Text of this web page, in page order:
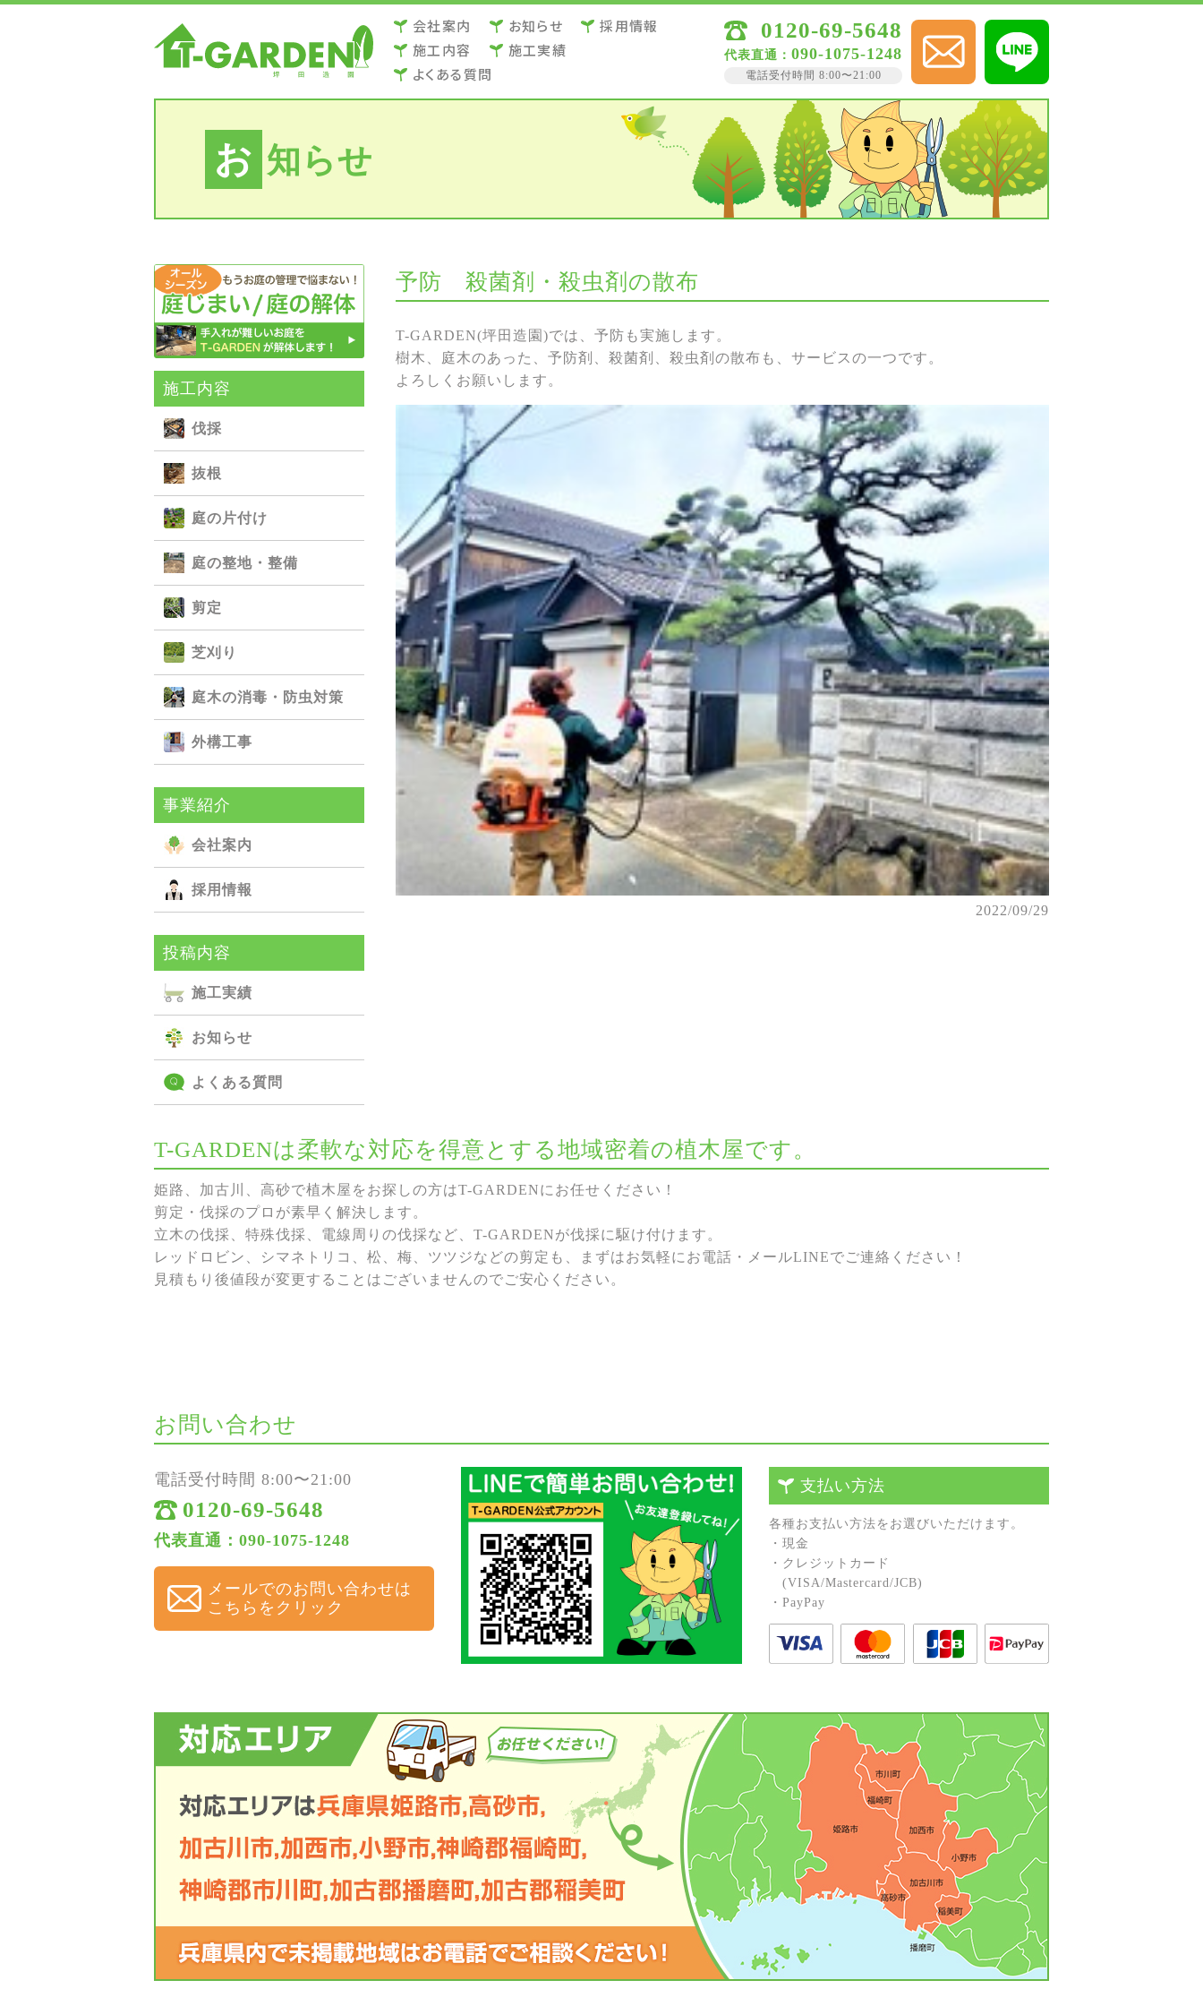
会社案内 お知らせ
採用情報
施⼯内容
施⼯実績
よくある質問
0120-69-5648
代表直通： 090-1075-1248
電話受付時間 8:00〜21:00
お 知らせ
施⼯内容
伐採
抜根
庭の⽚付け
庭の整地・整備
剪定
芝刈り
庭⽊の消毒・防⾍対策
外構⼯事
事業紹介
会社案内
採用情報
投稿内容
施⼯実績
お知らせ
よくある質問
予防 殺菌剤・殺虫剤の散布
T-GARDEN(坪田造園)では、予防も実施します。
樹木、庭木のあった、予防剤、殺菌剤、殺虫剤の散布も、サービスの一つです。
よろしくお願いします。
2022/09/29
T-GARDENは柔軟な対応を得意とする地域密着の植木屋です。
姫路、加古川、高砂で植木屋をお探しの方はT-GARDENにお任せください！
剪定・伐採のプロが素早く解決します。
立木の伐採、特殊伐採、電線周りの伐採など、T-GARDENが伐採に駆け付けます。
レッドロビン、シマネトリコ、松、梅、ツツジなどの剪定も、まずはお気軽にお電話・メールLINEでご連絡ください！
見積もり後値段が変更することはございませんのでご安心ください。
お問い合わせ
電話受付時間 8:00〜21:00
0120-69-5648
代表直通：090-1075-1248
メールでのお問い合わせは
こちらをクリック
支払い方法
各種お⽀払い⽅法をお選びいただけます。
・現⾦
・クレジットカード
(VISA/Mastercard/JCB)
・PayPay